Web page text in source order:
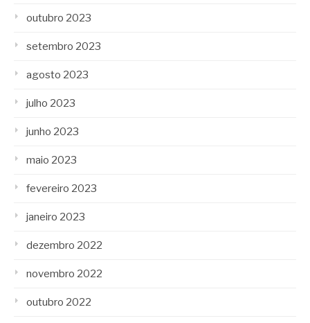
outubro 2023
setembro 2023
agosto 2023
julho 2023
junho 2023
maio 2023
fevereiro 2023
janeiro 2023
dezembro 2022
novembro 2022
outubro 2022